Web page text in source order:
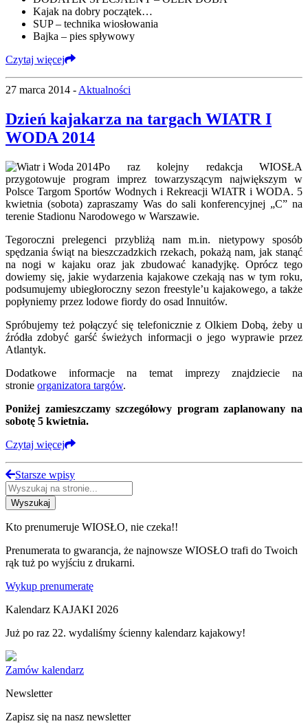
Kajak na dobry początek…
SUP – technika wiosłowania
Bajka – pies spływowy
Czytaj więcej
27 marca 2014 - Aktualności
Dzień kajakarza na targach WIATR I
WODA 2014
Po raz kolejny redakcja WIOSŁA
przygotowuje program imprez towarzyszącym największym w
Polsce Targom Sportów Wodnych i Rekreacji WIATR i WODA. 5
kwietnia (sobota) zapraszamy Was do sali konferencyjnej „C” na
terenie Stadionu Narodowego w Warszawie.
Tegoroczni prelegenci przybliżą nam m.in. nietypowy sposób
spędzania świąt na bieszczadzkich rzekach, pokażą nam, jak stanąć
na nogi w kajaku oraz jak zbudować kanadyjkę. Oprócz tego
dowiemy się, jakie wydarzenia kajakowe czekają nas w tym roku,
podsumujemy ubiegłoroczny sezon freestyle’u kajakowego, a także
popłyniemy przez lodowe fiordy do osad Innuitów.
Spróbujemy też połączyć się telefonicznie z Olkiem Dobą, żeby u
źródła zdobyć garść świeżych informacji o jego wyprawie przez
Atlantyk.
Dodatkowe informacje na temat imprezy znajdziecie na
stronie organizatora targów.
Poniżej zamieszczamy szczegółowy program zaplanowany na
sobotę 5 kwietnia.
Czytaj więcej
Starsze wpisy
Wyszukaj
Kto prenumeruje WIOSŁO, nie czeka!!
Prenumerata to gwarancja, że najnowsze WIOSŁO trafi do Twoich
rąk tuż po wyjściu z drukarni.
Wykup prenumeratę
Kalendarz KAJAKI 2026
Już po raz 22. wydaliśmy ścienny kalendarz kajakowy!
Zamów kalendarz
Newsletter
Zapisz się na nasz newsletter